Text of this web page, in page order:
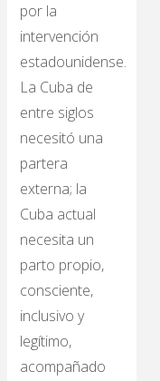
por la
intervención
estadounidense.
La Cuba de
entre siglos
necesitó una
partera
externa; la
Cuba actual
necesita un
parto propio,
consciente,
inclusivo y
legítimo,
acompañado